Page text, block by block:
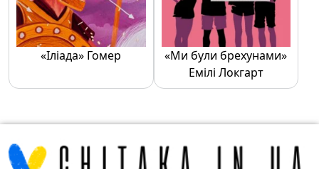
«Іліада» Гомер
«Ми були брехунами»
Емілі Локгарт